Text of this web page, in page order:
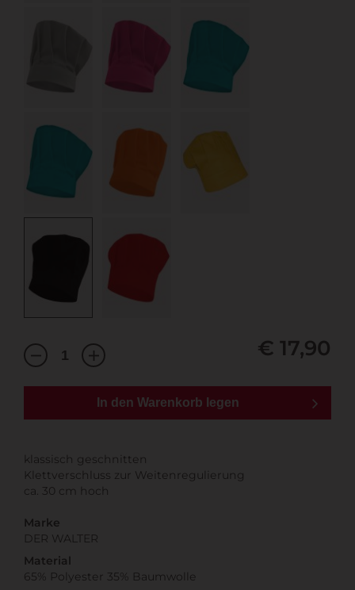
€ 17,90
In den Warenkorb legen
klassisch geschnitten
Klettverschluss zur Weitenregulierung
ca. 30 cm hoch
Marke
DER WALTER
Material
65% Polyester 35% Baumwolle